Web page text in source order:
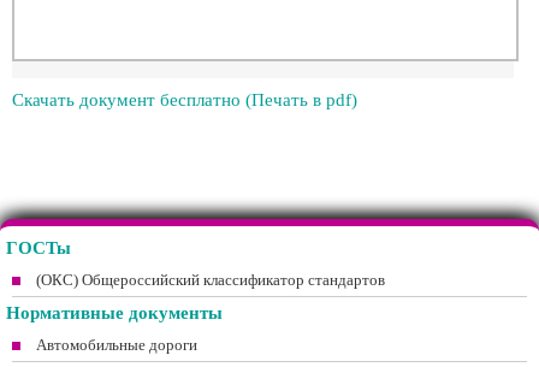
Скачать документ бесплатно (Печать в pdf)
ГОСТы
(ОКС) Общероссийский классификатор стандартов
Нормативные документы
Автомобильные дороги